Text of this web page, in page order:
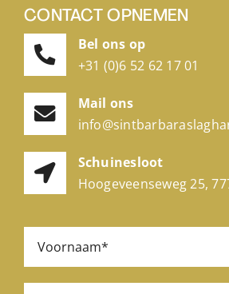
CONTACT OPNEMEN
Bel ons op
+31 (0)6 52 62 17 01
Mail ons
Schuinesloot
Hoogeveenseweg 25,